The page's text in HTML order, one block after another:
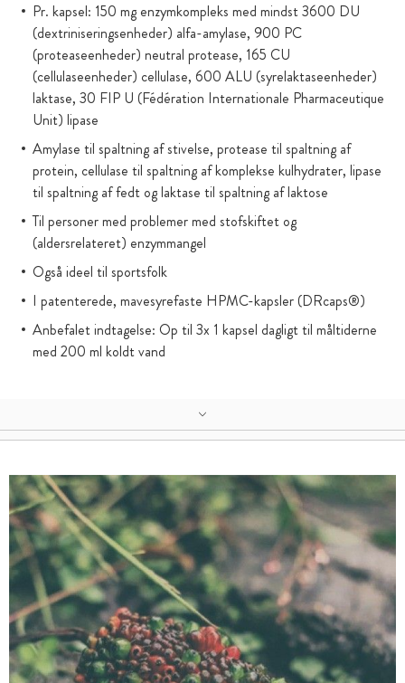
Pr. kapsel: 150 mg enzymkompleks med mindst 3600 DU
(dextriniseringsenheder) alfa-amylase, 900 PC
(proteaseenheder) neutral protease, 165 CU
(cellulaseenheder) cellulase, 600 ALU (syrelaktaseenheder)
laktase, 30 FIP U (Fédération Internationale Pharmaceutique
Unit) lipase
Amylase til spaltning af stivelse, protease til spaltning af
protein, cellulase til spaltning af komplekse kulhydrater, lipase
til spaltning af fedt og laktase til spaltning af laktose
Til personer med problemer med stofskiftet og
(aldersrelateret) enzymmangel
Også ideel til sportsfolk
I patenterede, mavesyrefaste HPMC-kapsler (DRcaps®)
Anbefalet indtagelse: Op til 3x 1 kapsel dagligt til måltiderne
med 200 ml koldt vand